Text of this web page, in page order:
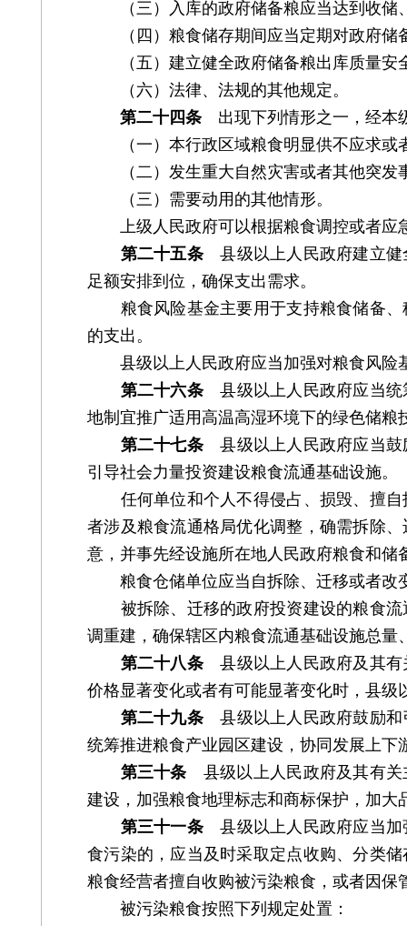
（三）入库的政府储备粮应当达到收储
（四）粮食储存期间应当定期对政府储
（五）建立健全政府储备粮出库质量安
（六）法律、法规的其他规定。
第二十四条 出现下列情形之一，经本
（一）本行政区域粮食明显供不应求或
（二）发生重大自然灾害或者其他突发
（三）需要动用的其他情形。
上级人民政府可以根据粮食调控或者应
第二十五条县级以上人民政府建立健
足额安排到位，确保支出需求。
粮食风险基金主要用于支持粮食储备、
的支出。
县级以上人民政府应当加强对粮食风险
第二十六条县级以上人民政府应当统
地制宜推广适用高温高湿环境下的绿色储粮
第二十七条县级以上人民政府应当鼓
引导社会力量投资建设粮食流通基础设施。
任何单位和个人不得侵占、损毁、擅自
者涉及粮食流通格局优化调整，确需拆除
意，并事先经设施所在地人民政府粮食和
粮食仓储单位应当自拆除、迁移或者改
被拆除、迁移的政府投资建设的粮食流
调重建，确保辖区内粮食流通基础设施总量
第二十八条县级以上人民政府及其有
价格显著变化或者有可能显著变化时，县
第二十九条县级以上人民政府鼓励和
统筹推进粮食产业园区建设，协同发展上
第三十条 县级以上人民政府及其有关
建设，加强粮食地理标志和商标保护，加
第三十一条县级以上人民政府应当加
食污染的，应当及时采取定点收购、分类
粮食经营者擅自收购被污染粮食，或者因
被污染粮食按照下列规定处置：